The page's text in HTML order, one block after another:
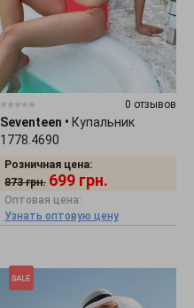
0 отзывов
Seventeen • Купальник
1778.4690
Розничная цена:
873 грн. 699 грн.
Оптовая цена:
Узнать оптовую цену